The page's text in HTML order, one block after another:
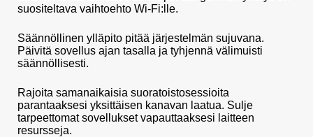
suositeltava vaihtoehto Wi-Fi:lle.
Säännöllinen ylläpito pitää järjestelmän sujuvana.
Päivitä sovellus ajan tasalla ja tyhjennä välimuisti
säännöllisesti.
Rajoita samanaikaisia suoratoistosessioita
parantaaksesi yksittäisen kanavan laatua. Sulje
tarpeettomat sovellukset vapauttaaksesi laitteen
resursseja.